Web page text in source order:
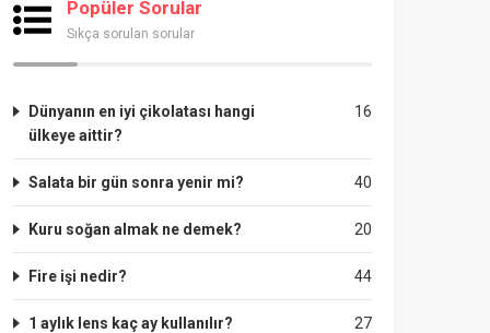
Popüler Sorular
Sıkça sorulan sorular
16
Dünyanın en iyi çikolatası hangi
ülkeye aittir?
40
Salata bir gün sonra yenir mi?
20
Kuru soğan almak ne demek?
44
Fire işi nedir?
27
1 aylık lens kaç ay kullanılır?